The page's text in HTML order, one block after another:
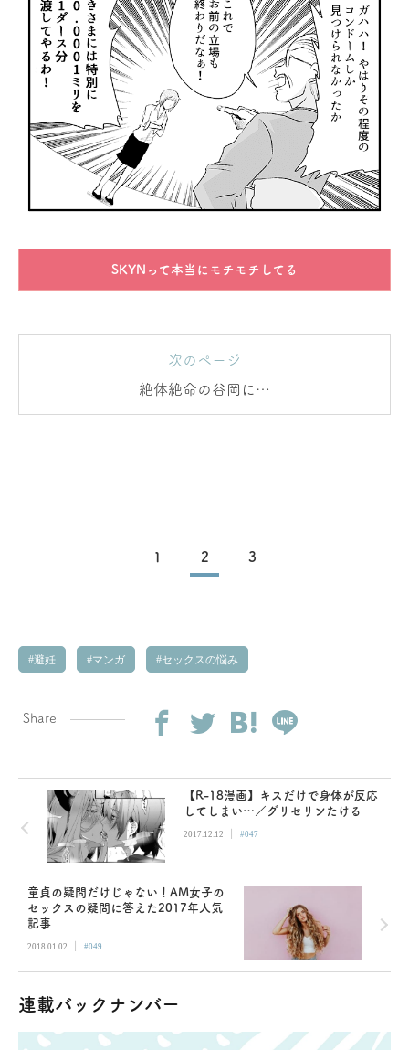
SKYNって本当にモチモチしてる
次のページ
絶体絶命の谷岡に…
1 2 3
避妊 マンガ セックスの悩み
Share
【R-18漫画】キスだけで身体が反応
してしまい…／グリセリンたける
2017.12.12 | #047
童貞の疑問だけじゃない！AM女子の
セックスの疑問に答えた2017年人気
記事
2018.01.02 | #049
連載バックナンバー